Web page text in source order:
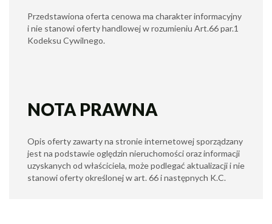
Przedstawiona oferta cenowa ma charakter informacyjny
i nie stanowi oferty handlowej w rozumieniu Art.66 par.1
Kodeksu Cywilnego.
NOTA PRAWNA
Opis oferty zawarty na stronie internetowej sporządzany
jest na podstawie oględzin nieruchomości oraz informacji
uzyskanych od właściciela, może podlegać aktualizacji i nie
stanowi oferty określonej w art. 66 i następnych K.C.